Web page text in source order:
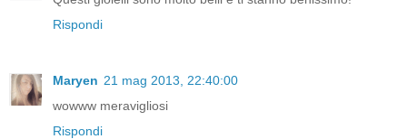
Rispondi
Maryen 21 mag 2013, 22:40:00
wowww meravigliosi
Rispondi